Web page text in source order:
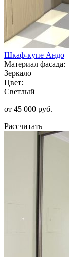
Шкаф-купе Андо
Материал фасада:
Зеркало
Цвет:
Светлый
от 45 000 руб.
Рассчитать